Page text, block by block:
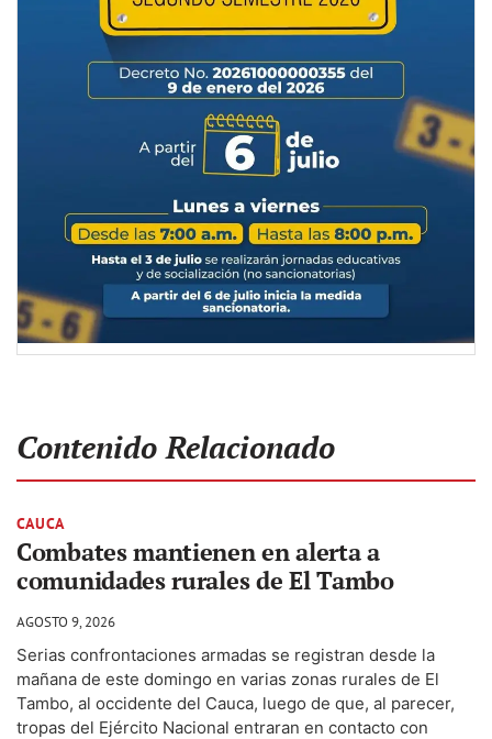
Contenido Relacionado
CAUCA
Combates mantienen en alerta a
comunidades rurales de El Tambo
AGOSTO 9, 2026
Serias confrontaciones armadas se registran desde la
mañana de este domingo en varias zonas rurales de El
Tambo, al occidente del Cauca, luego de que, al parecer,
tropas del Ejército Nacional entraran en contacto con